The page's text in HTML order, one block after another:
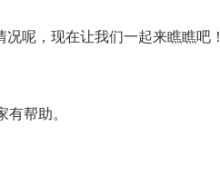
呢，现在让我们一起来瞧瞧吧！
帮助。